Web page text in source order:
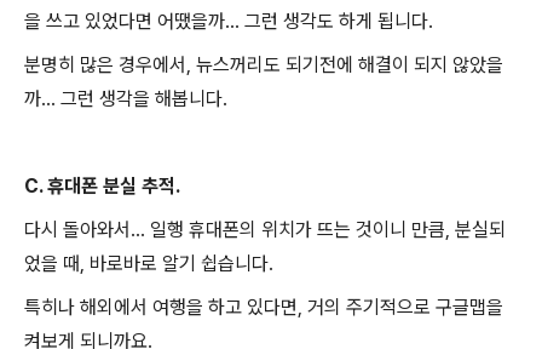
을 쓰고 있었다면 어땠을까... 그런 생각도 하게 됩니다.
분명히 많은 경우에서, 뉴스꺼리도 되기전에 해결이 되지 않았을
까... 그런 생각을 해봅니다.
C. 휴대폰 분실 추적.
다시 돌아와서... 일행 휴대폰의 위치가 뜨는 것이니 만큼, 분실되
었을 때, 바로바로 알기 쉽습니다.
특히나 해외에서 여행을 하고 있다면, 거의 주기적으로 구글맵을
켜보게 되니까요.